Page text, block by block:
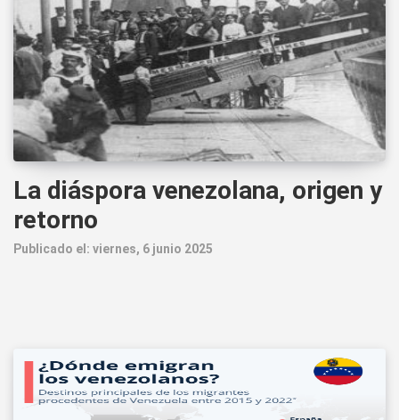
La diáspora venezolana, origen y
retorno
Publicado el: viernes, 6 junio 2025